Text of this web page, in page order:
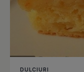
DULCIURI